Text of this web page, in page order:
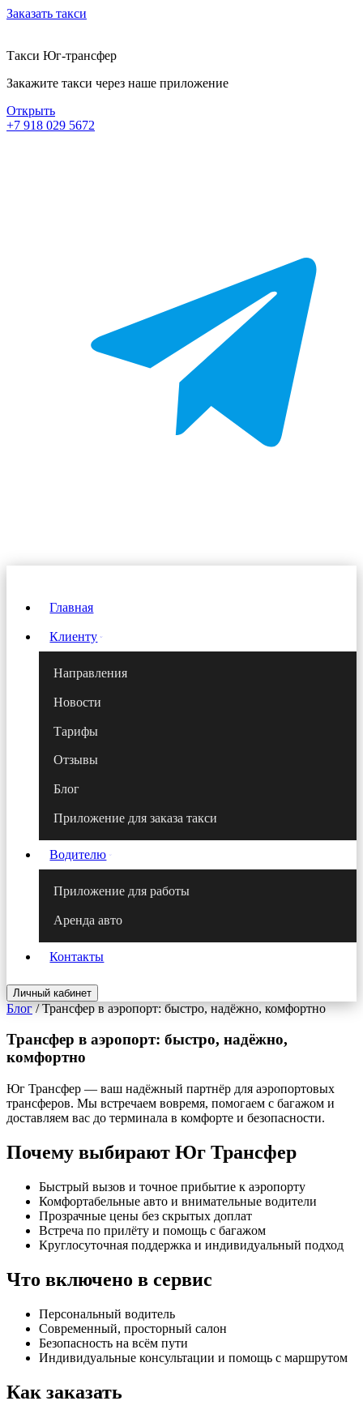
Заказать такси
Такси Юг-трансфер
Закажите такси через наше приложение
Открыть
+7 918 029 5672
Главная
Клиенту
Направления
Новости
Тарифы
Отзывы
Блог
Приложение для заказа такси
Водителю
Приложение для работы
Аренда авто
Контакты
Личный кабинет
Блог/Трансфер в аэропорт: быстро, надёжно, комфортно
Трансфер в аэропорт: быстро, надёжно,
комфортно
Юг Трансфер — ваш надёжный партнёр для аэропортовых
трансферов. Мы встречаем вовремя, помогаем с багажом и
доставляем вас до терминала в комфорте и безопасности.
Почему выбирают Юг Трансфер
Быстрый вызов и точное прибытие к аэропорту
Комфортабельные авто и внимательные водители
Прозрачные цены без скрытых доплат
Встреча по прилёту и помощь с багажом
Круглосуточная поддержка и индивидуальный подход
Что включено в сервис
Персональный водитель
Современный, просторный салон
Безопасность на всём пути
Индивидуальные консультации и помощь с маршрутом
Как заказать